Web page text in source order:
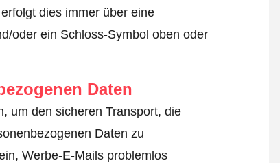
dies immer über eine
oder ein Schloss-Symbol oben oder
Daten
um den sicheren Transport, die
Daten zu
Werbe-E-Mails problemlos